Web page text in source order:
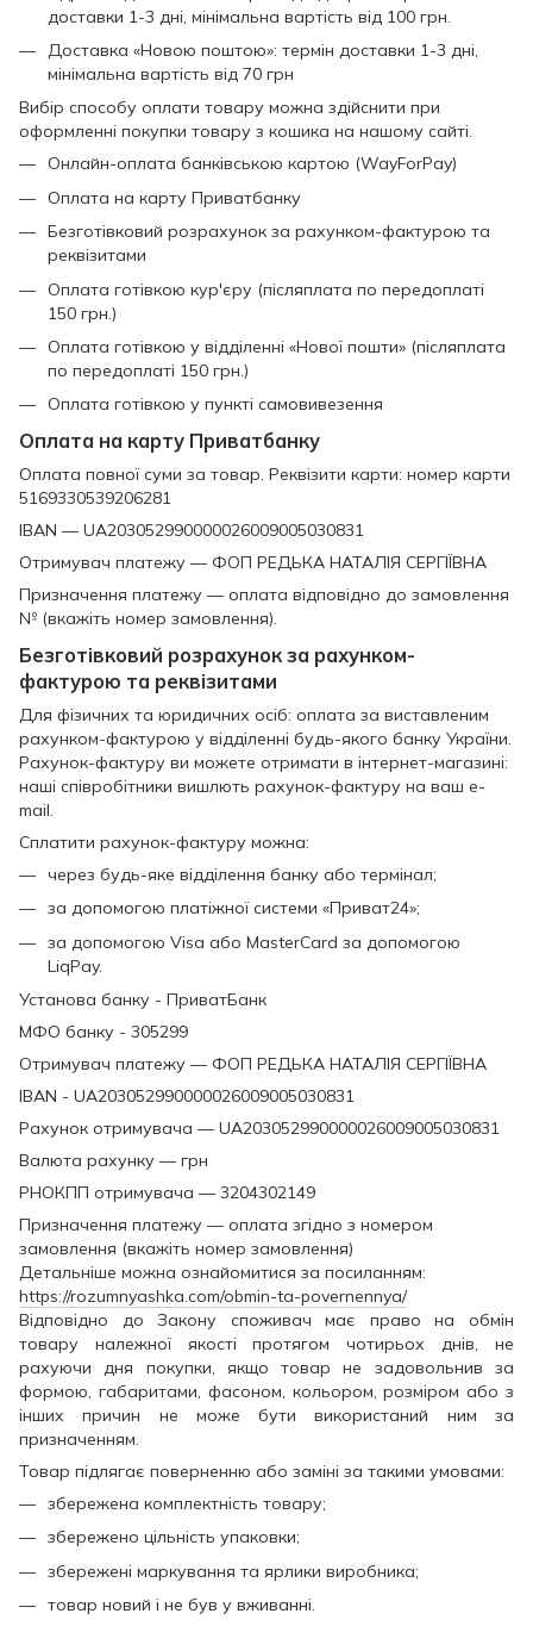
доставки 1-3 дні, мінімальна вартість від 100 грн.
Доставка «Новою поштою»: термін доставки 1-3 дні,
мінімальна вартість від 70 грн
Вибір способу оплати товару можна здійснити при
оформленні покупки товару з кошика на нашому сайті.
Онлайн-оплата банківською картою (WayForPay)
Оплата на карту Приватбанку
Безготівковий розрахунок за рахунком-фактурою та
реквізитами
Оплата готівкою кур'єру (післяплата по передоплаті
150 грн.)
Оплата готівкою у відділенні «Нової пошти» (післяплата
по передоплаті 150 грн.)
Оплата готівкою у пункті самовивезення
Оплата на карту Приватбанку
Оплата повної суми за товар. Реквізити карти: номер карти
5169330539206281
IBAN — UA203052990000026009005030831
Отримувач платежу — ФОП РЕДЬКА НАТАЛІЯ СЕРГІЇВНА
Призначення платежу — оплата відповідно до замовлення
№ (вкажіть номер замовлення).
Безготівковий розрахунок за рахунком-
фактурою та реквізитами
Для фізичних та юридичних осіб: оплата за виставленим
рахунком-фактурою у відділенні будь-якого банку України.
Рахунок-фактуру ви можете отримати в інтернет-магазині:
наші співробітники вишлють рахунок-фактуру на ваш e-
mail.
Сплатити рахунок-фактуру можна:
через будь-яке відділення банку або термінал;
за допомогою платіжної системи «Приват24»;
за допомогою Visa або MasterCard за допомогою
LiqPay.
Установа банку - ПриватБанк
МФО банку - 305299
Отримувач платежу — ФОП РЕДЬКА НАТАЛІЯ СЕРГІЇВНА
IBAN - UA203052990000026009005030831
Рахунок отримувача — UA203052990000026009005030831
Валюта рахунку — грн
РНОКПП отримувача — 3204302149
Призначення платежу — оплата згідно з номером
замовлення (вкажіть номер замовлення)
Детальніше можна ознайомитися за посиланням:
https://rozumnyashka.com/obmin-ta-povernennya/
Відповідно до Закону споживач має право на обмін
товару належної якості протягом чотирьох днів, не
рахуючи дня покупки, якщо товар не задовольнив за
формою, габаритами, фасоном, кольором, розміром або з
інших причин не може бути використаний ним за
призначенням.
Товар підлягає поверненню або заміні за такими умовами:
збережена комплектність товару;
збережено цільність упаковки;
збережені маркування та ярлики виробника;
товар новий і не був у вживанні.